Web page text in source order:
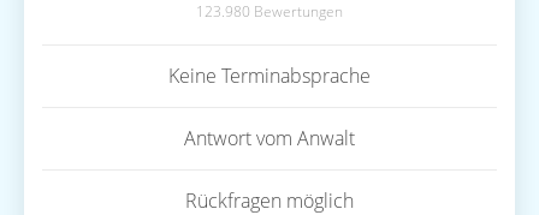
123.980 Bewertungen
Keine Terminabsprache
Antwort vom Anwalt
Rückfragen möglich